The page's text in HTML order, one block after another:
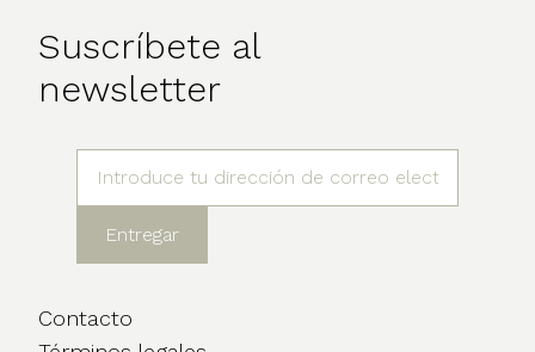
Suscríbete al
newsletter
Contacto